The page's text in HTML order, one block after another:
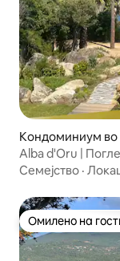
Кондоминиум во
Alba d'Oru |
Семејство ·
Омилено на
Омилено на